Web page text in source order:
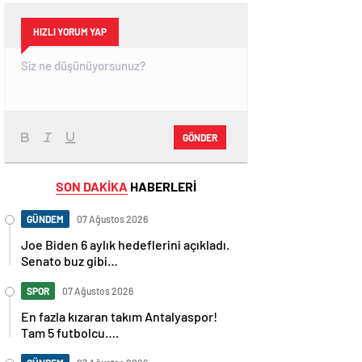
HIZLI YORUM YAP
GÖNDER
SON DAKİKA HABERLERİ
GÜNDEM 07 Ağustos 2026
Joe Biden 6 aylık hedeflerini açıkladı.
Senato buz gibi…
SPOR 07 Ağustos 2026
En fazla kızaran takım Antalyaspor!
Tam 5 futbolcu….